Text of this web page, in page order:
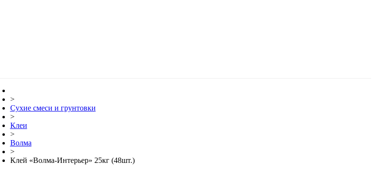
>
Сухие смеси и грунтовки
>
Клеи
>
Волма
>
Клей «Волма-Интерьер» 25кг (48шт.)